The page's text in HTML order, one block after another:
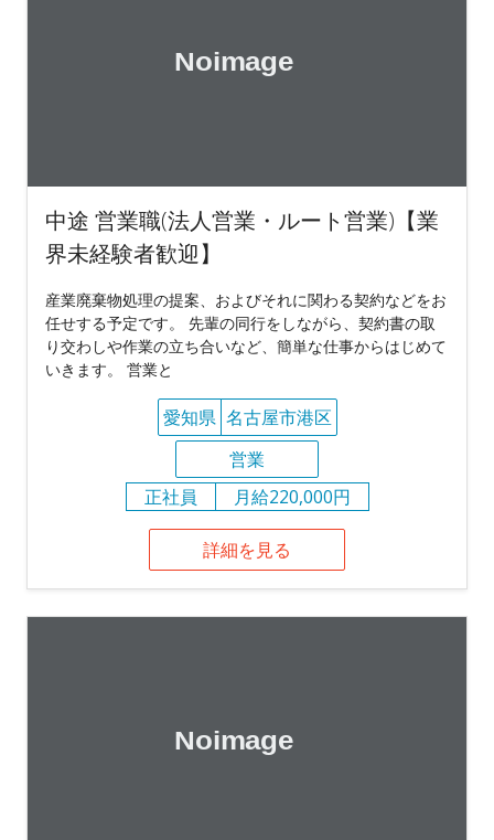
中途 営業職(法人営業・ルート営業)【業
界未経験者歓迎】
産業廃棄物処理の提案、およびそれに関わる契約などをお
任せする予定です。 先輩の同行をしながら、契約書の取
り交わしや作業の立ち合いなど、簡単な仕事からはじめて
いきます。 営業と
愛知県 名古屋市港区
営業
正社員
月給220,000円
詳細を見る